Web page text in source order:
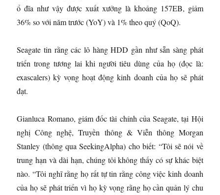
ổ đĩa như vậy được xuất xưởng là khoảng 157EB, giảm
36% so với năm trước (YoY) và 1% theo quý (QoQ).
Seagate tin rằng các lô hàng HDD gần như sẵn sàng phát
triển trong tương lai khi người tiêu dùng của họ (đọc là:
exascalers) kỳ vọng hoạt động kinh doanh của họ sẽ phát
đạt.
Gianluca Romano, giám đốc tài chính của Seagate, tại Hội
nghị Công nghệ, Truyền thông & Viễn thông Morgan
Stanley (thông qua SeekingAlpha) cho biết: “Tôi sẽ nói về
trung hạn và dài hạn, chúng tôi không thấy có sự khác biệt
nào. “Tôi nghĩ rằng họ rất tự tin rằng công việc kinh doanh
của họ sẽ phát triển vì họ kỳ vọng rằng họ cần quản lý chu